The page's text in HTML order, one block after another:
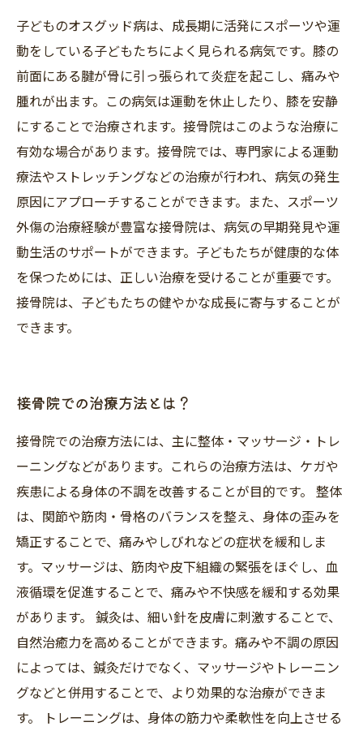
子どものオスグッド病は、成長期に活発にスポーツや運
動をしている子どもたちによく見られる病気です。膝の
前面にある腱が骨に引っ張られて炎症を起こし、痛みや
腫れが出ます。この病気は運動を休止したり、膝を安静
にすることで治療されます。接骨院はこのような治療に
有効な場合があります。接骨院では、専門家による運動
療法やストレッチングなどの治療が行われ、病気の発生
原因にアプローチすることができます。また、スポーツ
外傷の治療経験が豊富な接骨院は、病気の早期発見や運
動生活のサポートができます。子どもたちが健康的な体
を保つためには、正しい治療を受けることが重要です。
接骨院は、子どもたちの健やかな成長に寄与することが
できます。
接骨院での治療方法とは？
接骨院での治療方法には、主に整体・マッサージ・トレ
ーニングなどがあります。これらの治療方法は、ケガや
疾患による身体の不調を改善することが目的です。 整体
は、関節や筋肉・骨格のバランスを整え、身体の歪みを
矯正することで、痛みやしびれなどの症状を緩和しま
す。マッサージは、筋肉や皮下組織の緊張をほぐし、血
液循環を促進することで、痛みや不快感を緩和する効果
があります。 鍼灸は、細い針を皮膚に刺激することで、
自然治癒力を高めることができます。痛みや不調の原因
によっては、鍼灸だけでなく、マッサージやトレーニン
グなどと併用することで、より効果的な治療ができま
す。 トレーニングは、身体の筋力や柔軟性を向上させる